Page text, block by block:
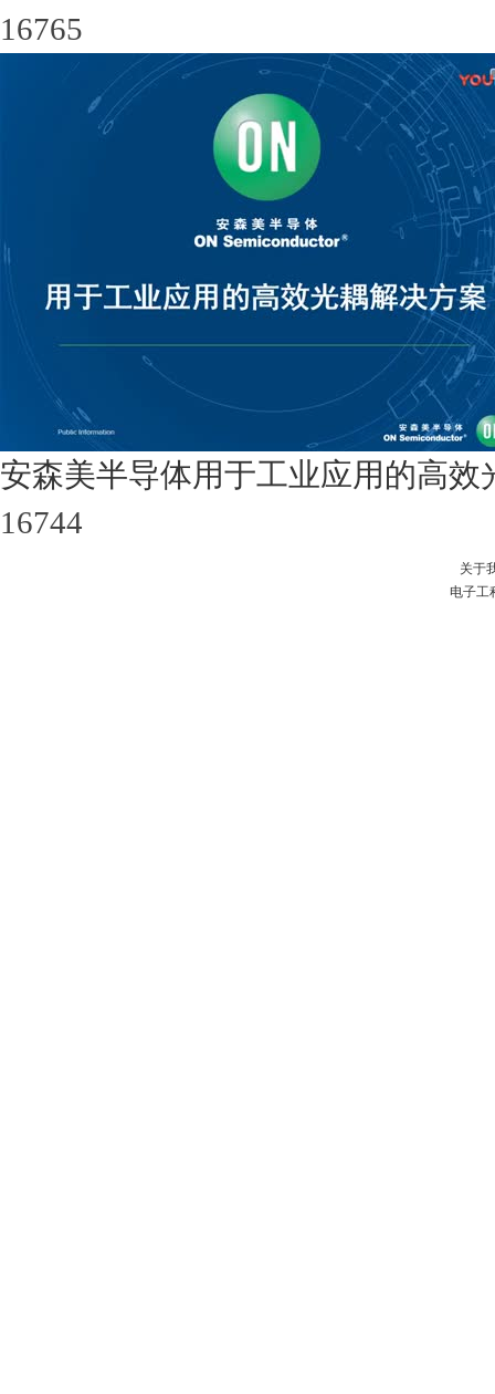
16765
安森美半导体用于工业应用的高效
16744
关于
电子工